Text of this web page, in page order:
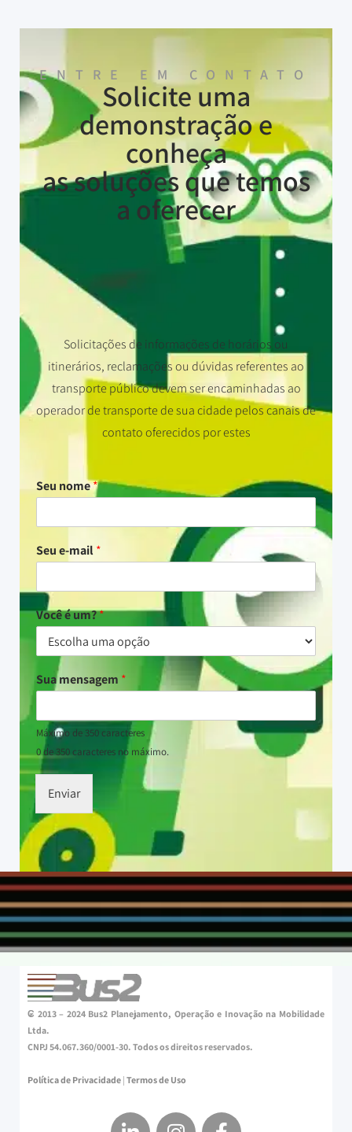
ENTRE EM CONTATO
Solicite uma
demonstração e
conheça
as soluções que temos
a oferecer
Solicitações de informações de horários ou
itinerários, reclamações ou dúvidas referentes ao
transporte público devem ser encaminhadas ao
operador de transporte de sua cidade pelos canais de
contato oferecidos por estes
Seu nome*
Seu e-mail*
Você é um?*
Sua mensagem *
Máximo de 350 caracteres
0 de 350 caracteres no máximo.
Enviar
₢ 2013 – 2024 Bus2 Planejamento, Operação e Inovação na Mobilidade
Ltda.
CNPJ 54.067.360/0001-30. Todos os direitos reservados.
Política de Privacidade | Termos de Uso